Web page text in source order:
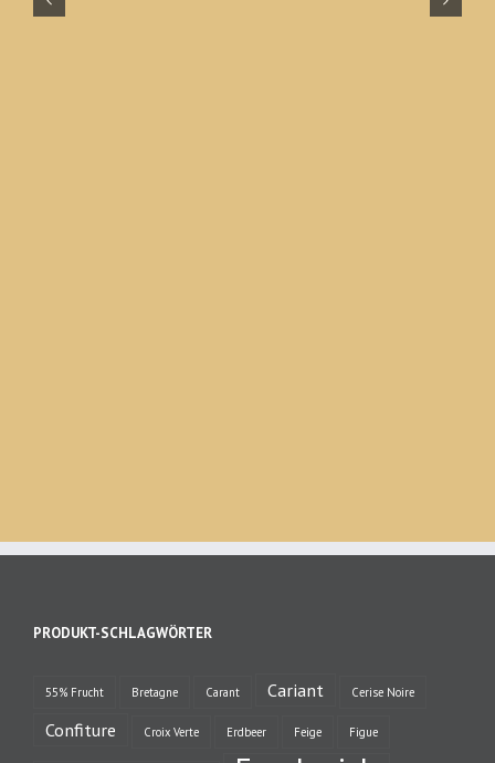
PRODUKT-SCHLAGWÖRTER
55% Frucht Bretagne Carant Cariant Cerise Noire
Confiture Croix Verte Erdbeer Feige Figue